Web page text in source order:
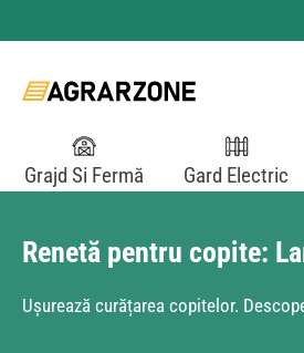
Grajd Si Fermă Gard Electric
Renetă pentru copite:
Ușurează curățarea copitelor.